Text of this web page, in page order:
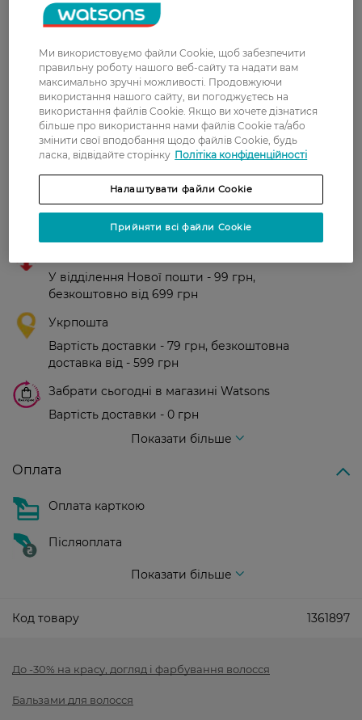
З 1 відгуків
Олена
2 лютого, 2025
Відмінний бальзам. У мене тонке
сухе волосся (пофарбована у тотал
блонд). І цей бальзам робить його
більш пружним та зволоженим. Від
мене 5 зірок
Доставка
У відділення Нової пошти - 99 грн,
безкоштовно від 699 грн
Укрпошта
Вартість доставки - 79 грн, безкоштовна
доставка від - 599 грн
Забрати сьогодні в магазині Watsons
Вартість доставки - 0 грн
Показати більше
Оплата
Оплата карткою
Післяоплата
Показати більше
Код товару 1361897
До -30% на красу, догляд і фарбування волосся
Бальзами для волосся
Ми використовуємо файли Cookie, щоб забезпечити
правильну роботу нашого веб-сайту та надати вам
максимально зручні можливості. Продовжуючи
використання нашого сайту, ви погоджуєтесь на
використання файлів Cookie. Якщо ви хочете дізнатися
більше про використання нами файлів Cookie та/або
змінити свої вподобання щодо файлів Cookie, будь
ласка, відвідайте сторінку Політіка конфіденційності
Налаштувати файли Cookie
Прийняти всі файли Cookie